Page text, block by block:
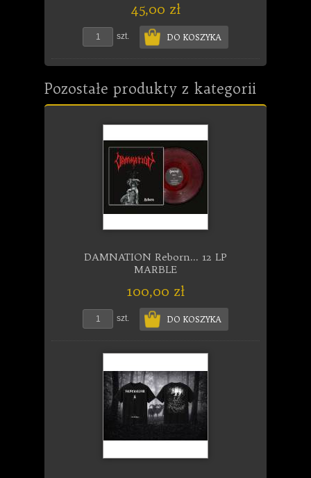
45,00 zł
szt. DO KOSZYKA
Pozostałe produkty z kategorii
DAMNATION Reborn... 12 LP
MARBLE
100,00 zł
szt. DO KOSZYKA